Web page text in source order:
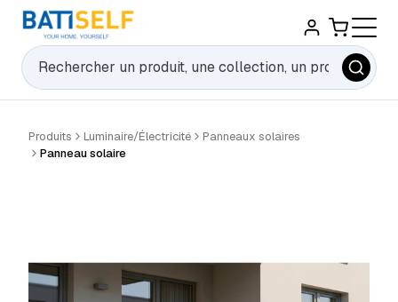
Rechercher
Produits Luminaire/Électricité
Panneaux solaires
Panneau solaire